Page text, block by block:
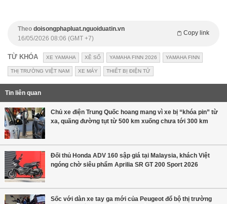
Theo doisongphapluat.nguoiduatin.vn
Copy link
16/05/2026 08:06 (GMT +7)
TỪ KHÓA XE YAMAHA XÊ SỐ YAMAHA FINN 2026 YAMAHA FINN
THỊ TRƯỜNG VIỆT NAM XE MÁY THIẾT BỊ ĐIỆN TỬ
Tin liên quan
Chủ xe điện Trung Quốc hoang mang vì xe bị “khóa pin” từ
xa, quãng đường tụt từ 500 km xuống chưa tới 300 km
Đối thủ Honda ADV 160 sập giá tại Malaysia, khách Việt
ngóng chờ siêu phẩm Aprilia SR GT 200 Sport 2026
Sốc với dàn xe tay ga mới của Peugeot đổ bộ thị trường